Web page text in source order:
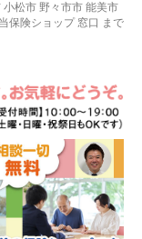
小松市 野々市市 能美市
保険ショップ 窓口 まで